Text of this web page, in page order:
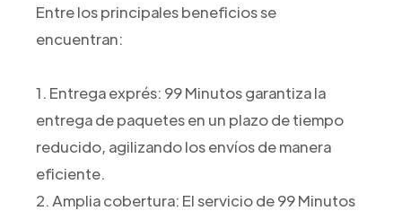
Entre los principales beneficios se
encuentran:
1. Entrega exprés: 99 Minutos garantiza la
entrega de paquetes en un plazo de tiempo
reducido, agilizando los envíos de manera
eficiente.
2. Amplia cobertura: El servicio de 99 Minutos